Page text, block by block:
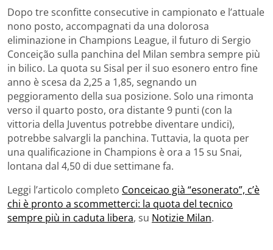
Dopo tre sconfitte consecutive in campionato e l’attuale
nono posto, accompagnati da una dolorosa
eliminazione in Champions League, il futuro di Sergio
Conceição sulla panchina del Milan sembra sempre più
in bilico. La quota su Sisal per il suo esonero entro fine
anno è scesa da 2,25 a 1,85, segnando un
peggioramento della sua posizione. Solo una rimonta
verso il quarto posto, ora distante 9 punti (con la
vittoria della Juventus potrebbe diventare undici),
potrebbe salvargli la panchina. Tuttavia, la quota per
una qualificazione in Champions è ora a 15 su Snai,
lontana dal 4,50 di due settimane fa.
Leggi l’articolo completo Conceicao già “esonerato”, c’è
chi è pronto a scommetterci: la quota del tecnico
sempre più in caduta libera, su Notizie Milan.